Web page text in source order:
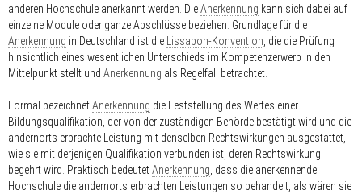
anderen Hochschule anerkannt werden. DieAnerkennung kann sich dabei auf
einzelne Module oder ganze Abschlüsse beziehen. Grundlage für die
Anerkennung in Deutschland ist die Lissabon-Konvention , die die Prüfung
hinsichtlich eines wesentlichen Unterschieds im Kompetenzerwerb in den
Mittelpunkt stellt und Anerkennung als Regelfall betrachtet.
Formal bezeichnetAnerkennung die Feststellung des Wertes einer
Bildungsqualifikation, der von der zuständigen Behörde bestätigt wird und die
andernorts erbrachte Leistung mit denselben Rechtswirkungen ausgestattet,
wie sie mit derjenigen Qualifikation verbunden ist, deren Rechtswirkung
begehrt wird. Praktisch bedeutetAnerkennung , dass die anerkennende
Hochschule die andernorts erbrachten Leistungen so behandelt, als wären sie